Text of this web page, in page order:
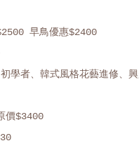
早鳥優惠$2400
學者、韓式風格花藝進修、
價$3400